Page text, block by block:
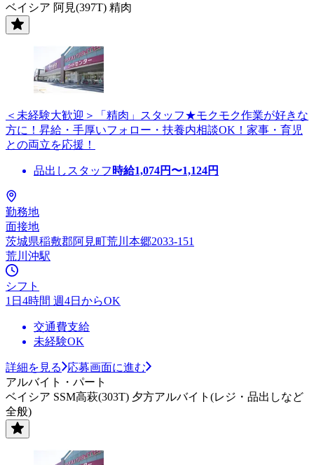
ベイシア 阿見(397T) 精肉
＜未経験大歓迎＞「精肉」スタッフ★モクモク作業が好きな
方に！昇給・手厚いフォロー・扶養内相談OK！家事・育児
との両立を応援！
品出しスタッフ 時給1,074円〜1,124円
勤務地
面接地
茨城県稲敷郡阿見町荒川本郷2033-151
荒川沖駅
シフト
1日4時間 週4日からOK
交通費支給
未経験OK
詳細を見る
応募画面に進む
アルバイト・パート
ベイシア SSM高萩(303T) 夕方アルバイト(レジ・品出しなど
全般)